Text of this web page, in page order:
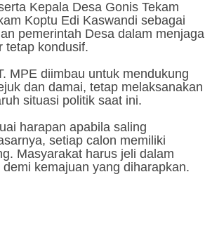
Kepala Desa Gonis Tekam
Koptu Edi Kaswandi sebagai
pemerintah Desa dalam menjaga
tetap kondusif.
MPE diimbau untuk mendukung
dan damai, tetap melaksanakan
situasi politik saat ini.
harapan apabila saling
setiap calon memiliki
Masyarakat harus jeli dalam
kemajuan yang diharapkan.